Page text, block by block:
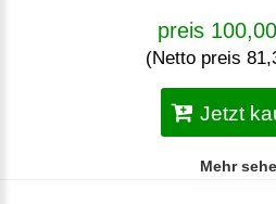
preis
(Netto preis
Jetzt
Mehr